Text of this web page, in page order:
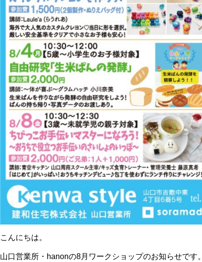
こんにちは。
山口営業所・hanonの8月ワークショップのお知らせです。